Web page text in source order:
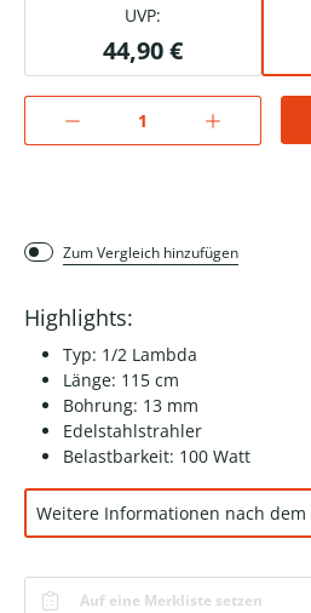
UVP:
44,90 €
Zum Vergleich hinzufügen
Highlights:
Typ: 1/2 Lambda
Länge: 115 cm
Bohrung: 13 mm
Edelstahlstrahler
Belastbarkeit: 100 Watt
Weitere Informationen nach dem
Auf eine Merkliste setzen